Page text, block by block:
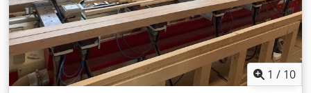
1 / 10